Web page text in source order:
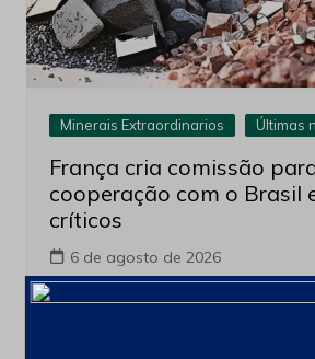
Minerais Extraordinarios Últimas
França cria comissão
cooperação com o Brasil
críticos
6 de agosto de 2026